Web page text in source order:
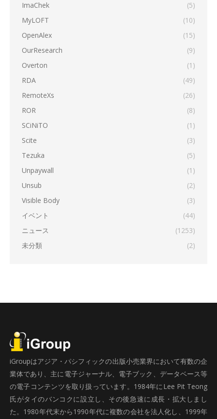
ImaChek
(5)
MyLOFT
(10)
OpenAlex
(15)
OurResearch
(9)
Overton
(1)
RDA
(49)
RemoteXs
(26)
ROR
(8)
SCiNiTO
(1)
Scite
(3)
Tezuka
(5)
Unpaywall
(1)
Unsub
(2)
Visible Body
(3)
イベント
(44)
ニュース
(1253)
未分類
(2)
iGroupはアジア・パシフィックの出版小売業界において有数の企
業体であり、主に電子ジャーナル、電子ブック、データベース等
の電子コンテンツを取り扱っています。1984年にLee Pit Teong
氏がタイのバンコクに設立し、その後急速に成長・拡大しまし
た。1980年代末から1990年代に複数の会社を法人化し、1999年